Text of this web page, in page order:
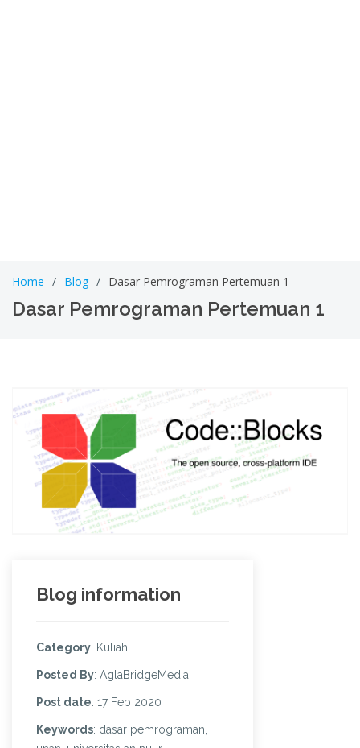
Home Blog Dasar Pemrograman Pertemuan 1
Dasar Pemrograman Pertemuan 1
Blog information
Category: Kuliah
Posted By: AglaBridgeMedia
Post date: 17 Feb 2020
Keywords: dasar pemrograman,